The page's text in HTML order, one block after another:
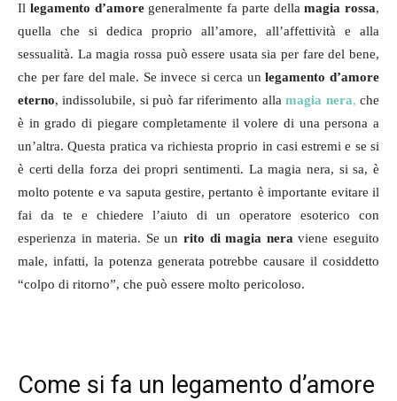
Il legamento d’amoregeneralmente fa parte dellamagia rossa,
quella che si dedica proprio all’amore, all’affettività e alla
sessualità. La magia rossa può essere usata sia per fare del bene,
che per fare del male. Se invece si cerca unlegamento d’amore
eterno, indissolubile, si può far riferimento allamagia nera, che
è in grado di piegare completamente il volere di una persona a
un’altra. Questa pratica va richiesta proprio in casi estremi e se si
è certi della forza dei propri sentimenti. La magia nera, si sa, è
molto potente e va saputa gestire, pertanto è importante evitare il
fai da te e chiedere l’aiuto di un operatore esoterico con
esperienza in materia. Se un rito di magia neraviene eseguito
male, infatti, la potenza generata potrebbe causare il cosiddetto
“colpo di ritorno”, che può essere molto pericoloso.
Come si fa un legamento d’amore